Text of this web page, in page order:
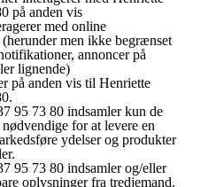
på anden vis
med online
men ikke begrænset
annoncer på
lignende)
på anden vis til Henriette
95 73 80 indsamler kun de
for at levere en
ydelser og produkter
95 73 80 indsamler og/eller
oplysninger fra tredjemand.